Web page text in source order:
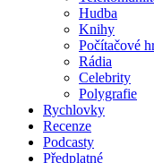
Hudba
Knihy
Počítačové
Rádia
Celebrity
Polygrafie
Rychlovky
Recenze
Podcasty
Předplatné